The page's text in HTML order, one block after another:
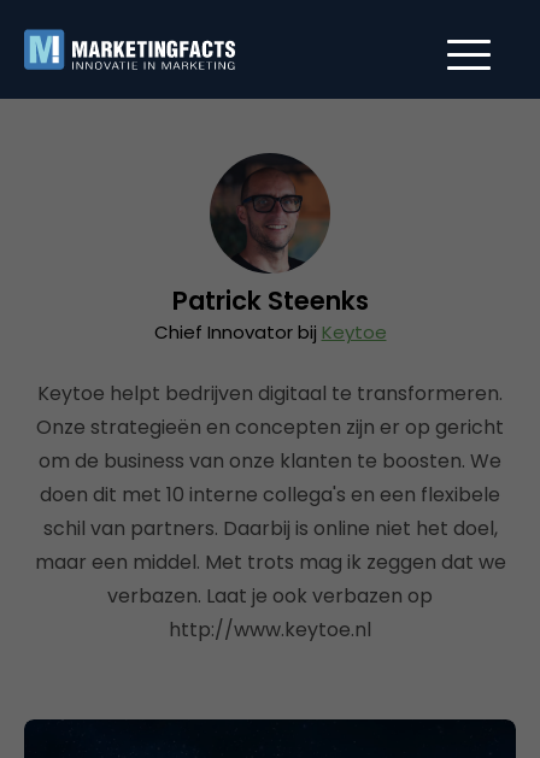
Patrick Steenks
Chief Innovator bij Keytoe
Keytoe helpt bedrijven digitaal te transformeren.
Onze strategieën en concepten zijn er op gericht
om de business van onze klanten te boosten. We
doen dit met 10 interne collega's en een flexibele
schil van partners. Daarbij is online niet het doel,
maar een middel. Met trots mag ik zeggen dat we
verbazen. Laat je ook verbazen op
http://www.keytoe.nl